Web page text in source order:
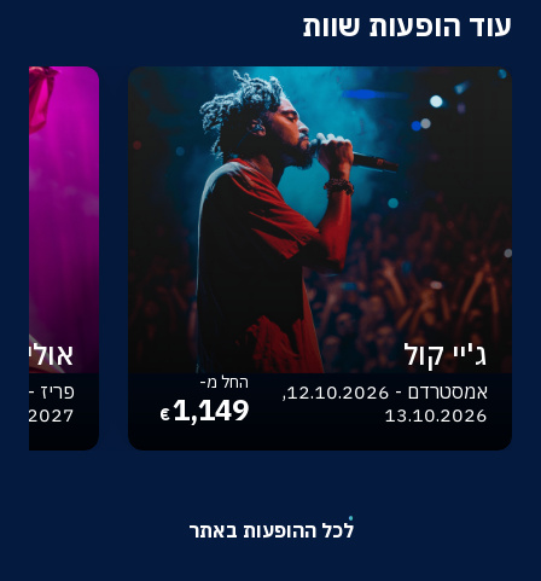
עוד הופעות שוות
ג'יי קול
אמסטרדם - 12.10.2026,
13.10.2026
החל מ-
1,149
€
לכל ההופעות באתר